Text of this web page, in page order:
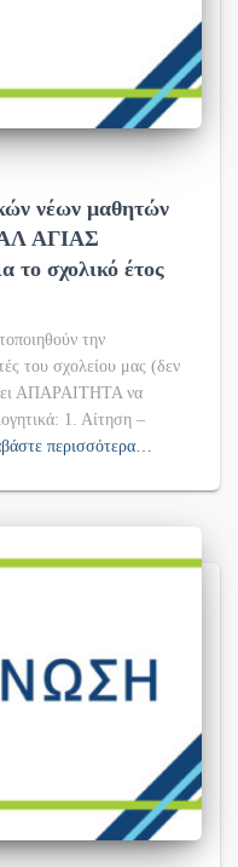
νέων μαθητών
ΑΓΙΑΣ
σχολικό έτος
την
του σχολείου μας (δεν
ΑΠΑΡΑΙΤΗΤΑ να
1. Αίτηση –
περισσότερα…